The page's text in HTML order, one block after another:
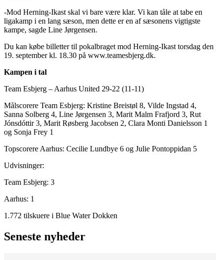
-Mod Herning-Ikast skal vi bare være klar. Vi kan tåle at tabe en
ligakamp i en lang sæson, men dette er en af sæsonens vigtigste
kampe, sagde Line Jørgensen.
Du kan købe billetter til pokalbraget mod Herning-Ikast torsdag den
19. september kl. 18.30 på www.teamesbjerg.dk.
Kampen i tal
Team Esbjerg – Aarhus United 29-22 (11-11)
Målscorere Team Esbjerg: Kristine Breistøl 8, Vilde Ingstad 4,
Sanna Solberg 4, Line Jørgensen 3, Marit Malm Frafjord 3, Rut
Jónsdóttir 3, Marit Røsberg Jacobsen 2, Clara Monti Danielsson 1
og Sonja Frey 1
Topscorere Aarhus: Cecilie Lundbye 6 og Julie Pontoppidan 5
Udvisninger:
Team Esbjerg: 3
Aarhus: 1
1.772 tilskuere i Blue Water Dokken
Seneste nyheder